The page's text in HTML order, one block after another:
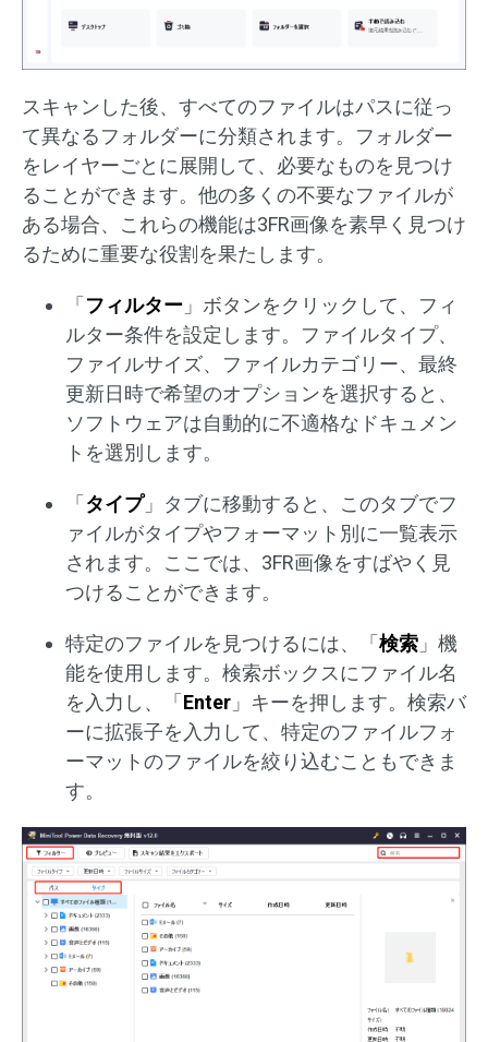
スキャンした後、すべてのファイルはパスに従っ
て異なるフォルダーに分類されます。フォルダー
をレイヤーごとに展開して、必要なものを見つけ
ることができます。他の多くの不要なファイルが
ある場合、これらの機能は3FR画像を素早く見つけ
るために重要な役割を果たします。
「フィルター 」ボタンをクリックして、フィ
ルター条件を設定します。ファイルタイプ、
ファイルサイズ、ファイルカテゴリー、最終
更新日時で希望のオプションを選択すると、
ソフトウェアは自動的に不適格なドキュメン
トを選別します。
「タイプ」タブに移動すると、このタブでフ
ァイルがタイプやフォーマット別に一覧表示
されます。ここでは、3FR画像をすばやく見
つけることができます。
特定のファイルを見つけるには、「検索 」機
能を使用します。検索ボックスにファイル名
を入力し、「Enter 」キーを押します。検索バ
ーに拡張子を入力して、特定のファイルフォ
ーマットのファイルを絞り込むこともできま
す。